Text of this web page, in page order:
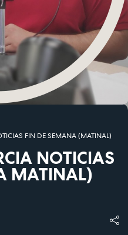
FIN DE SEMANA (MATINAL)
NOTICIAS
MATINAL)